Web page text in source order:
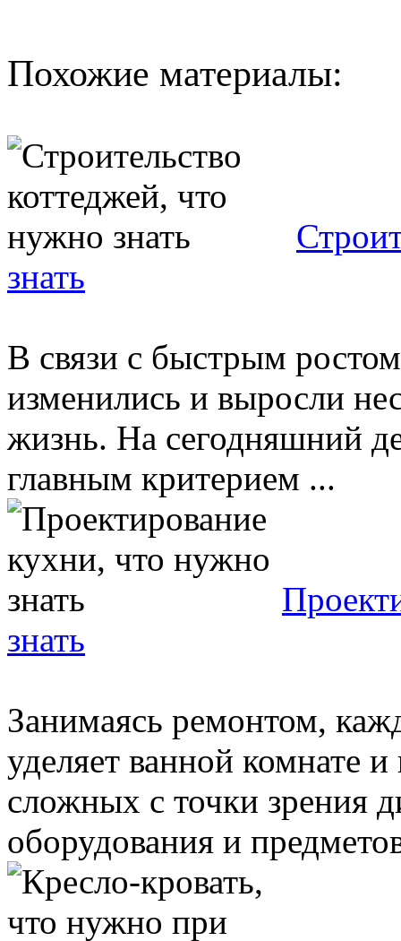
Похожие материалы:
знать
В связи с быстрым
изменились и выросли
жизнь. На сегодняшний
главным критерием ...
знать
Занимаясь ремонтом,
уделяет ванной комнате
сложных с точки зрения
оборудования и